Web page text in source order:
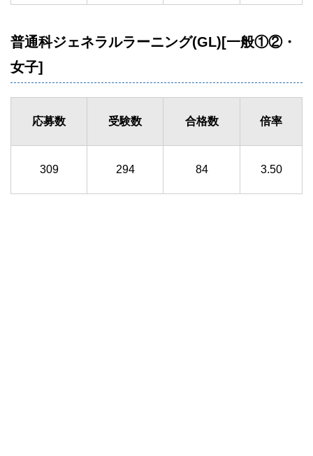
普通科ジェネラルラーニング(GL)[一般①②・
女子]
応募数 受験数 合格数 倍率
309 294 84 3.50